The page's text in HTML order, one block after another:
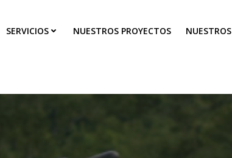
SERVICIOS NUESTROS PROYECTOS